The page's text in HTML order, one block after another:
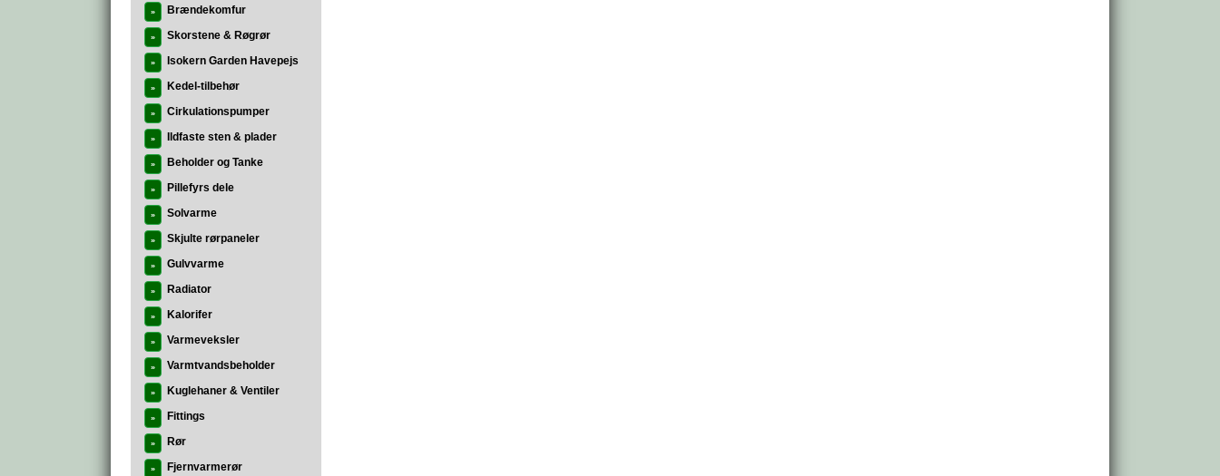
» Brændekomfur
» Skorstene & Røgrør
» Isokern Garden Havepejs
» Kedel-tilbehør
» Cirkulationspumper
» Ildfaste sten & plader
» Beholder og Tanke
» Pillefyrs dele
» Solvarme
» Skjulte rørpaneler
» Gulvvarme
» Radiator
» Kalorifer
» Varmeveksler
» Varmtvandsbeholder
» Kuglehaner & Ventiler
» Fittings
» Rør
» Fjernvarmerør